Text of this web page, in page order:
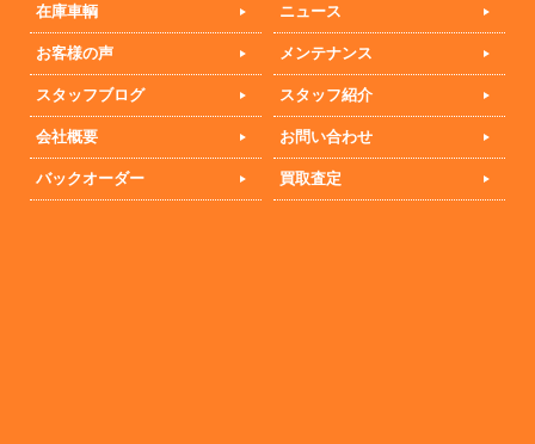
在庫車輌
ニュース
お客様の声 メンテナンス
スタッフブログ スタッフ紹介
会社概要 お問い合わせ
バックオーダー 買取査定